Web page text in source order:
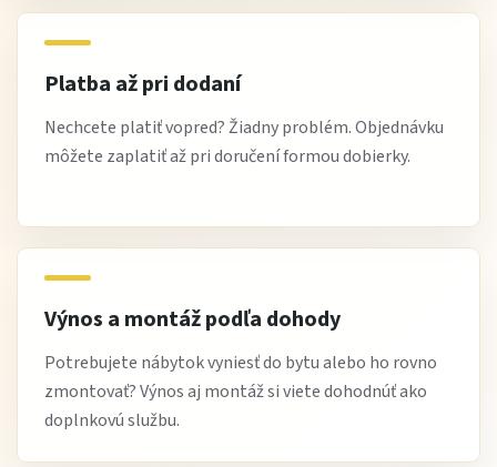
každodenného spania, ktorá umožňuje plnohodnotne
nahradiť posteľ. Veľkým plusom je aj jednoduché
rozkladanie a praktické využitie v malých priestoroch.
Obľúbená je aj jej kompaktnosť a pohodlie, ktoré z nej
robia ideálne riešenie do bytov, kde je potrebné šetriť
Najčastejšie otázky
Je pohovka vhodná na každodenné spanie?
Áno, je navrhnutá priamo na každodenné používanie ako
posteľ.
Je rozkladanie jednoduché?
Áno, mechanizmus je navrhnutý tak, aby bolo rozkladanie
Platba až pri dodaní
Nechcete platiť vopred? Žiadny problém. Objednávku
môžete zaplatiť až pri doručení formou dobierky.
Výnos a montáž podľa dohody
Potrebujete nábytok vyniesť do bytu alebo ho rovno
zmontovať? Výnos aj montáž si viete dohodnúť ako
doplnkovú službu.